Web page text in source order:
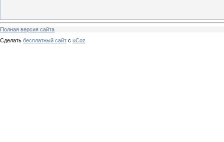
Полная версия сайта
Сделать бесплатный сайт с uCoz